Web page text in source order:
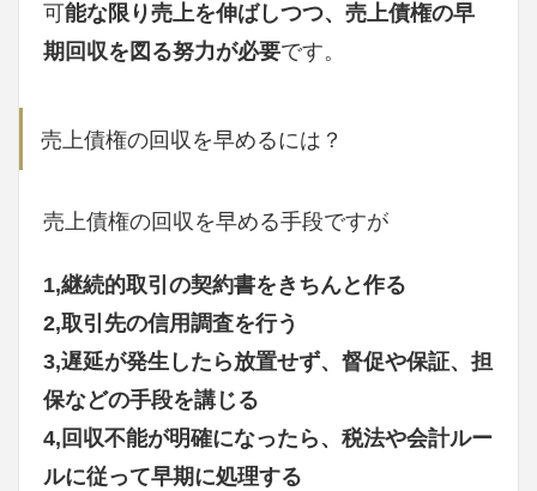
可能な限り売上を伸ばしつつ、売上債権の早
期回収を図る努力が必要です。
売上債権の回収を早めるには？
売上債権の回収を早める手段ですが
1,継続的取引の契約書をきちんと作る
2,取引先の信用調査を行う
3,遅延が発生したら放置せず、督促や保証、担
保などの手段を講じる
4,回収不能が明確になったら、税法や会計ルー
ルに従って早期に処理する